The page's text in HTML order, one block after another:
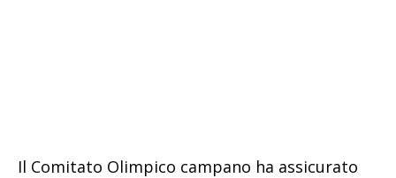
Il Comitato Olimpico campano ha assicurato